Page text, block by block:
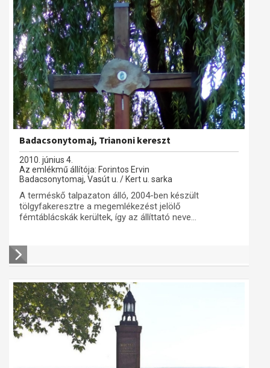
Badacsonytomaj, Trianoni kereszt
2010. június 4.
Az emlékmű állítója: Forintos Ervin
Badacsonytomaj, Vasút u. / Kert u. sarka
A terméskő talpazaton álló, 2004-ben készült
tölgyfakeresztre a megemlékezést jelölő
fémtáblácskák kerültek, így az állíttató neve...